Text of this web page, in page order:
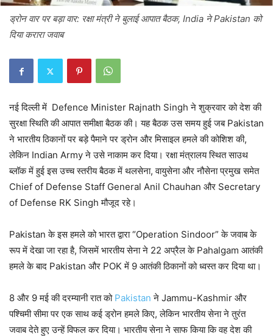
ड्रोन वार पर बड़ा वार: रक्षा मंत्री ने बुलाई आपात बैठक, India ने Pakistan को
दिया करारा जवाब
नई दिल्ली में Defence Minister Rajnath Singh ने शुक्रवार को देश की
सुरक्षा स्थिति की आपात समीक्षा बैठक की। यह बैठक उस समय हुई जब Pakistan
ने भारतीय ठिकानों पर बड़े पैमाने पर ड्रोन और मिसाइल हमले की कोशिश की,
लेकिन Indian Army ने उसे नाकाम कर दिया। रक्षा मंत्रालय स्थित साउथ
ब्लॉक में हुई इस उच्च स्तरीय बैठक में थलसेना, वायुसेना और नौसेना प्रमुख समेत
Chief of Defense Staff General Anil Chauhan और Secretary
of Defense RK Singh मौजूद रहे।
Pakistan के इस हमले को भारत द्वारा “Operation Sindoor” के जवाब के
रूप में देखा जा रहा है, जिसमें भारतीय सेना ने 22 अप्रैल के Pahalgam आतंकी
हमले के बाद Pakistan और POK में 9 आतंकी ठिकानों को ध्वस्त कर दिया था।
8 और 9 मई की दरम्यानी रात को Pakistan ने Jammu-Kashmir और
पश्चिमी सीमा पर एक साथ कई ड्रोन हमले किए, लेकिन भारतीय सेना ने तुरंत
जवाब देते हुए उन्हें विफल कर दिया। भारतीय सेना ने साफ किया कि वह देश की